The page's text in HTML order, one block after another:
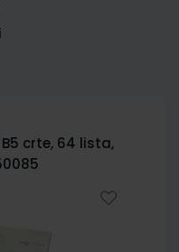
B5 crte, 64 lista,